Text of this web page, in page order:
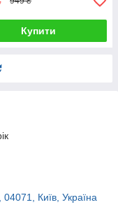
Купити
Київ, Україна